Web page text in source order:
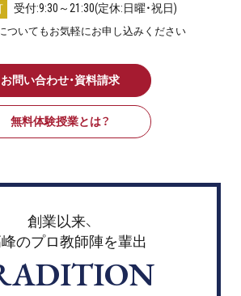
受付:9:30～21:30(定休:日曜・祝日)
ついてもお気軽にお申し込みください
お問い合わせ・資料請求
無料体験授業とは？
創業以来、
のプロ教師陣を輩出